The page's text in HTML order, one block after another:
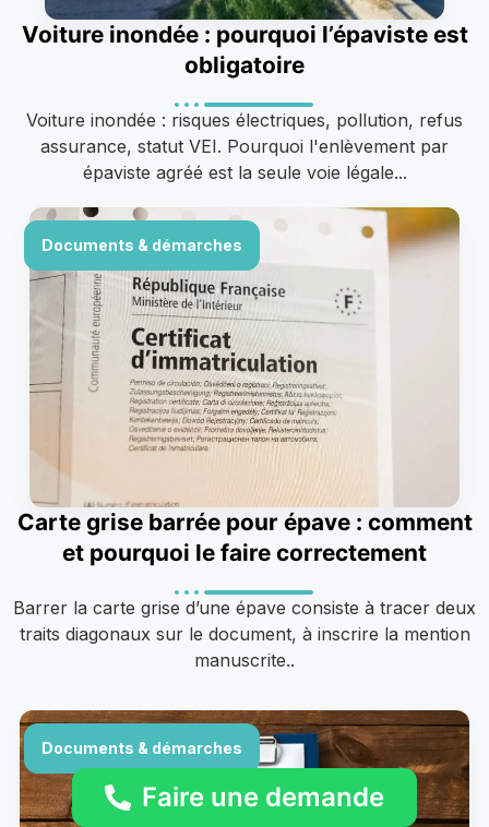
Voiture inondée : pourquoi l’épaviste est
obligatoire
Voiture inondée : risques électriques, pollution, refus
assurance, statut VEI. Pourquoi l'enlèvement par
épaviste agréé est la seule voie légale...
Documents & démarches
Carte grise barrée pour épave : comment
et pourquoi le faire correctement
Barrer la carte grise d’une épave consiste à tracer deux
traits diagonaux sur le document, à inscrire la mention
manuscrite..
Documents & démarches
Faire une demande